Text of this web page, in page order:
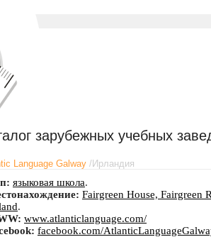
зарубежных учебных
Language Galway /Ирландия
языковая школа.
Fairgreen House, Fairgreen
.
www.atlanticlanguage.com/
facebook.com/